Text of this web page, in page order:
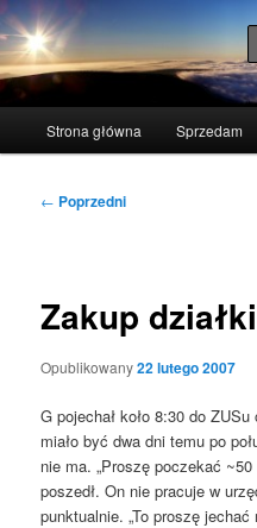
Przeskocz
do
tekstu
acogitosis
polscy naukowcy udowodnili:
Strona główna Sprzedam
Nawigacja
← Poprzedni
Zakup
Opublikowany22 lutego 2007
G poje­chał koło 8:30 do
mia­ło być dwa dni temu po
nie ma. „Pro­szę pocze­kać
poszedł. On nie pra­cu­je w
punk­tu­al­nie. „To pro­szę jechać